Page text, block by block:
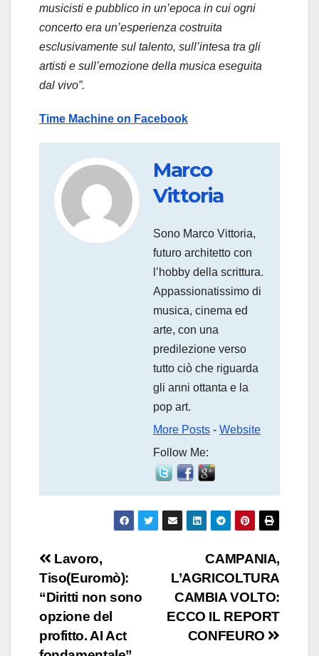
musicisti e pubblico in un’epoca in cui ogni
concerto era un’esperienza costruita
esclusivamente sul talento, sull’intesa tra gli
artisti e sull’emozione della musica eseguita
dal vivo”.
Time Machine on Facebook
Marco
Vittoria
Sono Marco Vittoria,
futuro architetto con
l’hobby della scrittura.
Appassionatissimo di
musica, cinema ed
arte, con una
predilezione verso
tutto ciò che riguarda
gli anni ottanta e la
pop art.
More Posts - Website
Follow Me:
Navigazione
articoli
CAMPANIA,
L’AGRICOLTURA
CAMBIA VOLTO:
ECCO IL REPORT
CONFEURO
Lavoro,
Tiso(Euromò):
“Diritti non sono
opzione del
profitto. AI Act